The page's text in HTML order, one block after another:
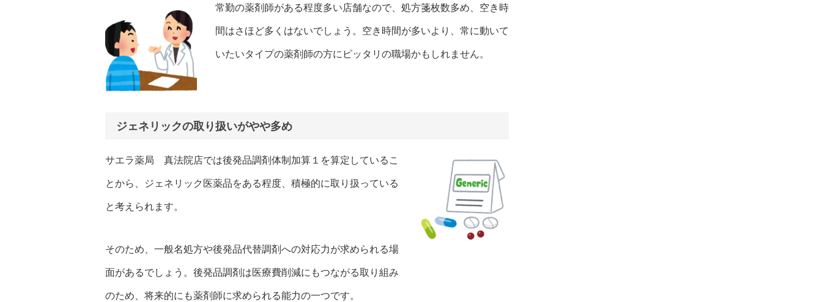
常勤の薬剤師がある程度多い店舗なので、処方箋枚数多め、空き時
間はさほど多くはないでしょう。空き時間が多いより、常に動いて
いたいタイプの薬剤師の方にピッタリの職場かもしれません。
ジェネリックの取り扱いがやや多め
サエラ薬局 真法院店では後発品調剤体制加算１を算定しているこ
とから、ジェネリック医薬品をある程度、積極的に取り扱っている
と考えられます。
そのため、一般名処方や後発品代替調剤への対応力が求められる場
面があるでしょう。後発品調剤は医療費削減にもつながる取り組み
のため、将来的にも薬剤師に求められる能力の一つです。